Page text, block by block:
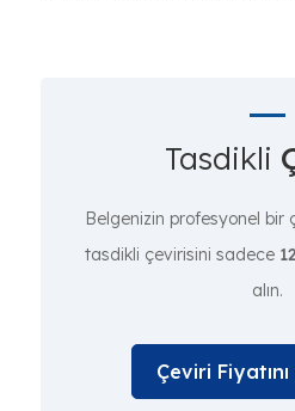
Tasdikli
Belgenizin profesyonel bir
tasdikli çevirisini sadece
alın.
Çeviri